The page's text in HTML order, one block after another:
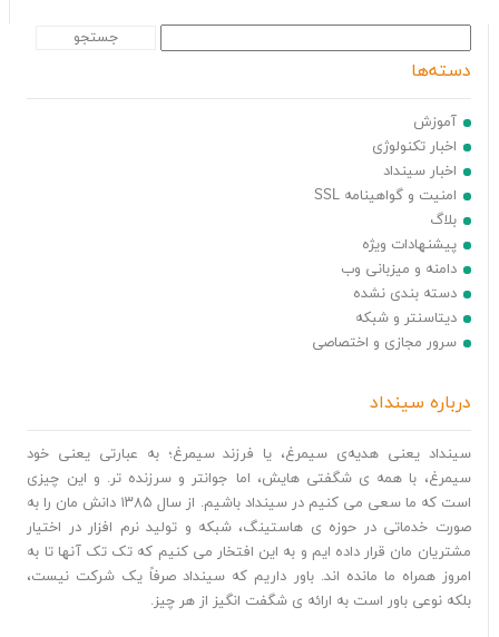
دسته‌ها
آموزش
اخبار تکنولوژی
اخبار سینداد
امنیت و گواهینامه SSL
بلاگ
پیشنهادات ویژه
دامنه و میزبانی وب
دسته بندی نشده
دیتاسنتر و شبکه
سرور مجازی و اختصاصی
درباره سینداد
سینداد یعنی هدیه‌ی سیمرغ، یا فرزند سیمرغ؛ به عبارتی یعنی خود
سیمرغ، با همه ی شگفتی هایش، اما جوانتر و سرزنده تر. و این چیزی
است که ما سعی می کنیم در سینداد باشیم. از سال ۱۳۸۵ دانش مان را به
صورت خدماتی در حوزه ی هاستینگ، شبکه و تولید نرم افزار در اختیار
مشتریان مان قرار داده ایم و به این افتخار می کنیم که تک تک آنها تا به
امروز همراه ما مانده اند. باور داریم که سینداد صرفاً یک شرکت نیست،
بلکه نوعی باور است به ارائه ی شگفت انگیز از هر چیز.